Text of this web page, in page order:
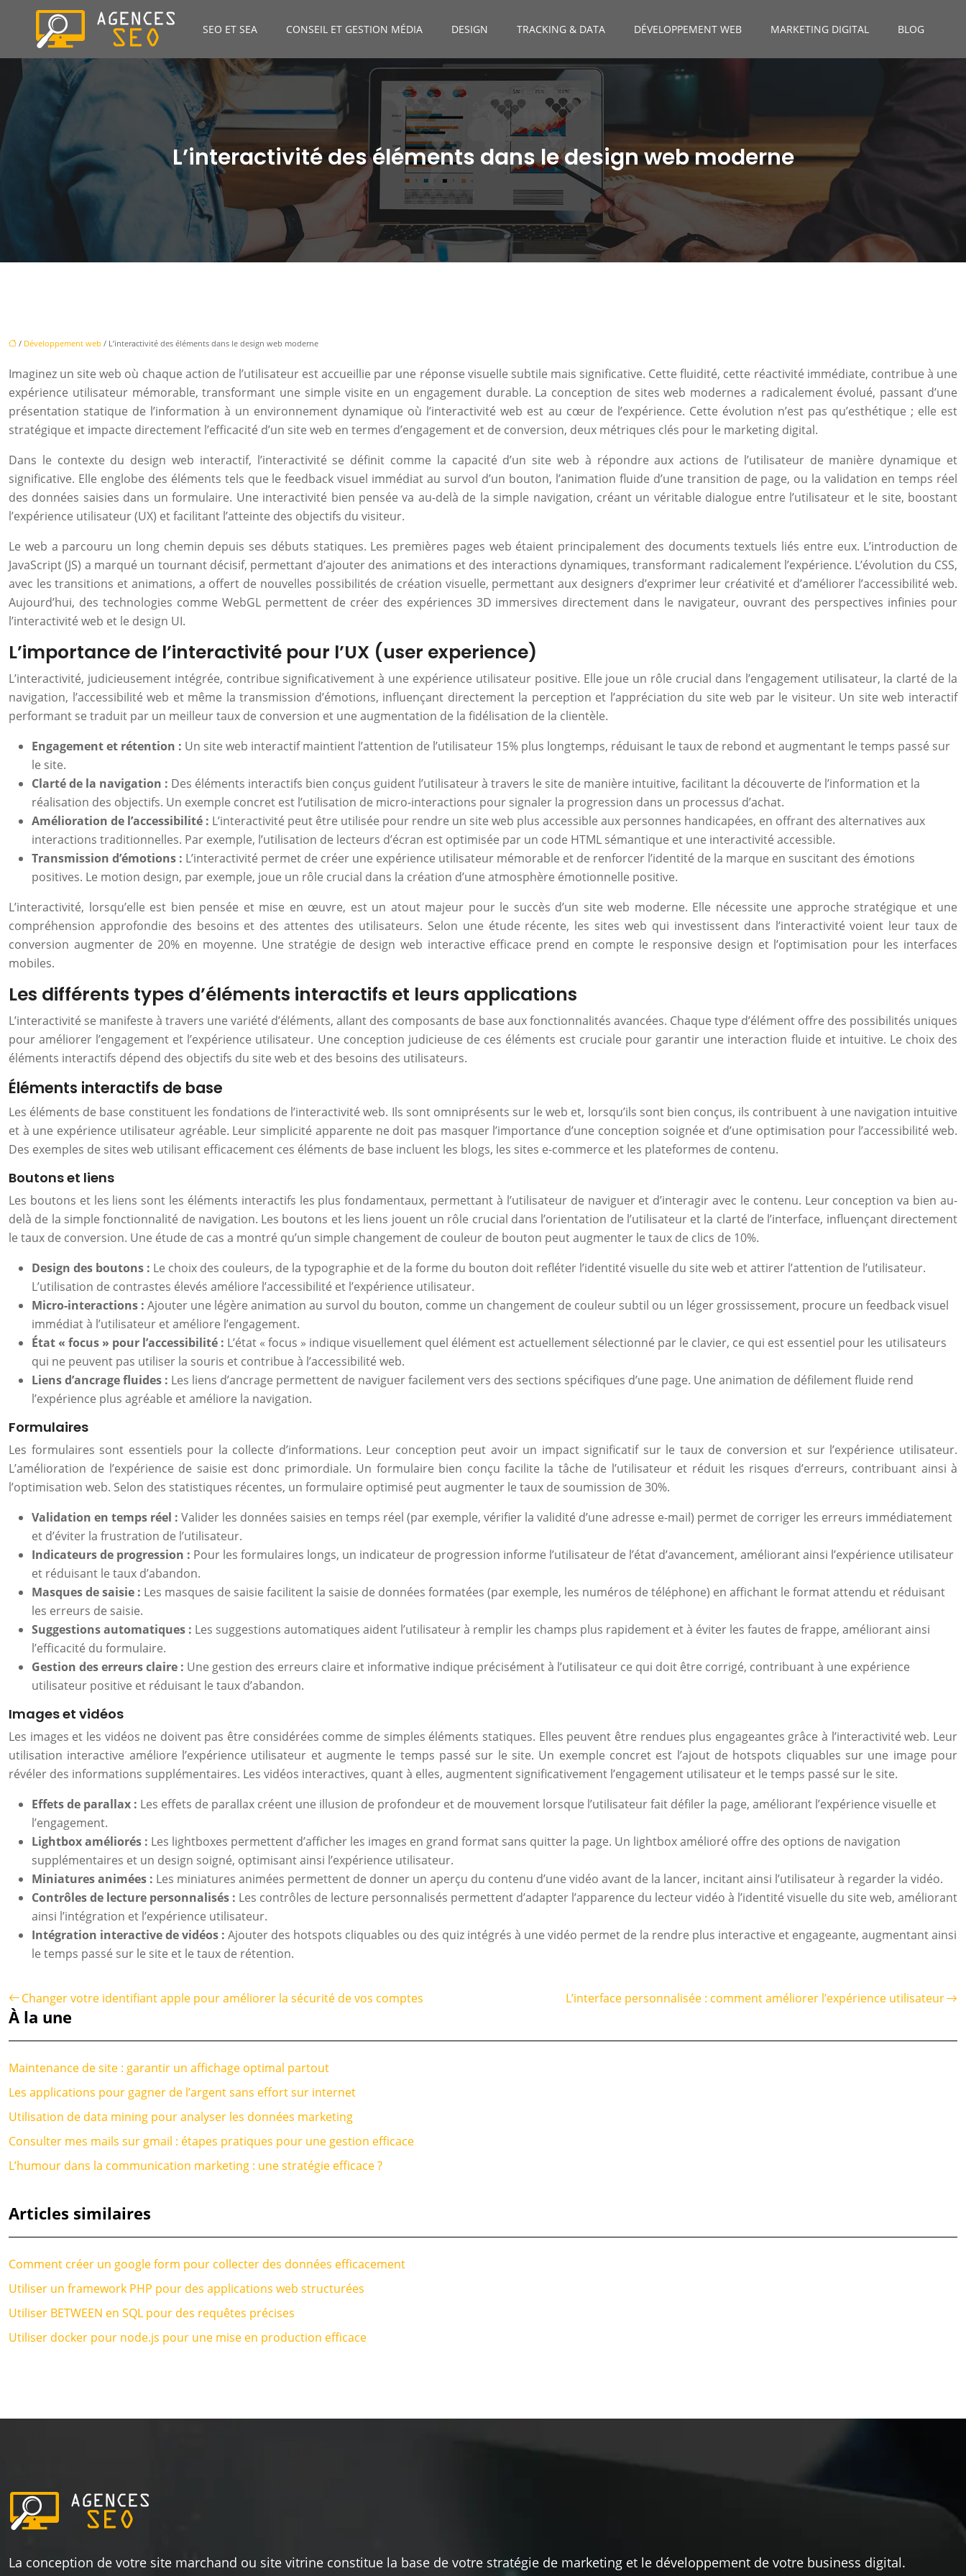
SEO ET SEA CONSEIL ET GESTION MÉDIA DESIGN TRACKING & DATA DÉVELOPPEMENT WEB MARKETING DIGITAL BLOG
L’interactivité des éléments dans le design web moderne
/ Développement web / L’interactivité des éléments dans le design web moderne
Imaginez un site web où chaque action de l’utilisateur est accueillie par une réponse visuelle subtile mais significative. Cette fluidité, cette réactivité immédiate, contribue à une
expérience utilisateur mémorable, transformant une simple visite en un engagement durable. La conception de sites web modernes a radicalement évolué, passant d’une
présentation statique de l’information à un environnement dynamique où l’interactivité web est au cœur de l’expérience. Cette évolution n’est pas qu’esthétique ; elle est
stratégique et impacte directement l’efficacité d’un site web en termes d’engagement et de conversion, deux métriques clés pour le marketing digital.
Dans le contexte du design web interactif, l’interactivité se définit comme la capacité d’un site web à répondre aux actions de l’utilisateur de manière dynamique et
significative. Elle englobe des éléments tels que le feedback visuel immédiat au survol d’un bouton, l’animation fluide d’une transition de page, ou la validation en temps réel
des données saisies dans un formulaire. Une interactivité bien pensée va au-delà de la simple navigation, créant un véritable dialogue entre l’utilisateur et le site, boostant
l’expérience utilisateur (UX) et facilitant l’atteinte des objectifs du visiteur.
Le web a parcouru un long chemin depuis ses débuts statiques. Les premières pages web étaient principalement des documents textuels liés entre eux. L’introduction de
JavaScript (JS) a marqué un tournant décisif, permettant d’ajouter des animations et des interactions dynamiques, transformant radicalement l’expérience. L’évolution du CSS,
avec les transitions et animations, a offert de nouvelles possibilités de création visuelle, permettant aux designers d’exprimer leur créativité et d’améliorer l’accessibilité web.
Aujourd’hui, des technologies comme WebGL permettent de créer des expériences 3D immersives directement dans le navigateur, ouvrant des perspectives infinies pour
l’interactivité web et le design UI.
L’importance de l’interactivité pour l’UX (user experience)
L’interactivité, judicieusement intégrée, contribue significativement à une expérience utilisateur positive. Elle joue un rôle crucial dans l’engagement utilisateur, la clarté de la
navigation, l’accessibilité web et même la transmission d’émotions, influençant directement la perception et l’appréciation du site web par le visiteur. Un site web interactif
performant se traduit par un meilleur taux de conversion et une augmentation de la fidélisation de la clientèle.
Engagement et rétention : Un site web interactif maintient l’attention de l’utilisateur 15% plus longtemps, réduisant le taux de rebond et augmentant le temps passé sur
le site.
Clarté de la navigation : Des éléments interactifs bien conçus guident l’utilisateur à travers le site de manière intuitive, facilitant la découverte de l’information et la
réalisation des objectifs. Un exemple concret est l’utilisation de micro-interactions pour signaler la progression dans un processus d’achat.
Amélioration de l’accessibilité : L’interactivité peut être utilisée pour rendre un site web plus accessible aux personnes handicapées, en offrant des alternatives aux
interactions traditionnelles. Par exemple, l’utilisation de lecteurs d’écran est optimisée par un code HTML sémantique et une interactivité accessible.
Transmission d’émotions : L’interactivité permet de créer une expérience utilisateur mémorable et de renforcer l’identité de la marque en suscitant des émotions
positives. Le motion design, par exemple, joue un rôle crucial dans la création d’une atmosphère émotionnelle positive.
L’interactivité, lorsqu’elle est bien pensée et mise en œuvre, est un atout majeur pour le succès d’un site web moderne. Elle nécessite une approche stratégique et une
compréhension approfondie des besoins et des attentes des utilisateurs. Selon une étude récente, les sites web qui investissent dans l’interactivité voient leur taux de
conversion augmenter de 20% en moyenne. Une stratégie de design web interactive efficace prend en compte le responsive design et l’optimisation pour les interfaces
mobiles.
Les différents types d’éléments interactifs et leurs applications
L’interactivité se manifeste à travers une variété d’éléments, allant des composants de base aux fonctionnalités avancées. Chaque type d’élément offre des possibilités uniques
pour améliorer l’engagement et l’expérience utilisateur. Une conception judicieuse de ces éléments est cruciale pour garantir une interaction fluide et intuitive. Le choix des
éléments interactifs dépend des objectifs du site web et des besoins des utilisateurs.
Éléments interactifs de base
Les éléments de base constituent les fondations de l’interactivité web. Ils sont omniprésents sur le web et, lorsqu’ils sont bien conçus, ils contribuent à une navigation intuitive
et à une expérience utilisateur agréable. Leur simplicité apparente ne doit pas masquer l’importance d’une conception soignée et d’une optimisation pour l’accessibilité web.
Des exemples de sites web utilisant efficacement ces éléments de base incluent les blogs, les sites e-commerce et les plateformes de contenu.
Boutons et liens
Les boutons et les liens sont les éléments interactifs les plus fondamentaux, permettant à l’utilisateur de naviguer et d’interagir avec le contenu. Leur conception va bien au-
delà de la simple fonctionnalité de navigation. Les boutons et les liens jouent un rôle crucial dans l’orientation de l’utilisateur et la clarté de l’interface, influençant directement
le taux de conversion. Une étude de cas a montré qu’un simple changement de couleur de bouton peut augmenter le taux de clics de 10%.
Design des boutons : Le choix des couleurs, de la typographie et de la forme du bouton doit refléter l’identité visuelle du site web et attirer l’attention de l’utilisateur.
L’utilisation de contrastes élevés améliore l’accessibilité et l’expérience utilisateur.
Micro-interactions : Ajouter une légère animation au survol du bouton, comme un changement de couleur subtil ou un léger grossissement, procure un feedback visuel
immédiat à l’utilisateur et améliore l’engagement.
État « focus » pour l’accessibilité : L’état « focus » indique visuellement quel élément est actuellement sélectionné par le clavier, ce qui est essentiel pour les utilisateurs
qui ne peuvent pas utiliser la souris et contribue à l’accessibilité web.
Liens d’ancrage fluides : Les liens d’ancrage permettent de naviguer facilement vers des sections spécifiques d’une page. Une animation de défilement fluide rend
l’expérience plus agréable et améliore la navigation.
Formulaires
Les formulaires sont essentiels pour la collecte d’informations. Leur conception peut avoir un impact significatif sur le taux de conversion et sur l’expérience utilisateur.
L’amélioration de l’expérience de saisie est donc primordiale. Un formulaire bien conçu facilite la tâche de l’utilisateur et réduit les risques d’erreurs, contribuant ainsi à
l’optimisation web. Selon des statistiques récentes, un formulaire optimisé peut augmenter le taux de soumission de 30%.
Validation en temps réel : Valider les données saisies en temps réel (par exemple, vérifier la validité d’une adresse e-mail) permet de corriger les erreurs immédiatement
et d’éviter la frustration de l’utilisateur.
Indicateurs de progression : Pour les formulaires longs, un indicateur de progression informe l’utilisateur de l’état d’avancement, améliorant ainsi l’expérience utilisateur
et réduisant le taux d’abandon.
Masques de saisie : Les masques de saisie facilitent la saisie de données formatées (par exemple, les numéros de téléphone) en affichant le format attendu et réduisant
les erreurs de saisie.
Suggestions automatiques : Les suggestions automatiques aident l’utilisateur à remplir les champs plus rapidement et à éviter les fautes de frappe, améliorant ainsi
l’efficacité du formulaire.
Gestion des erreurs claire : Une gestion des erreurs claire et informative indique précisément à l’utilisateur ce qui doit être corrigé, contribuant à une expérience
utilisateur positive et réduisant le taux d’abandon.
Images et vidéos
Les images et les vidéos ne doivent pas être considérées comme de simples éléments statiques. Elles peuvent être rendues plus engageantes grâce à l’interactivité web. Leur
utilisation interactive améliore l’expérience utilisateur et augmente le temps passé sur le site. Un exemple concret est l’ajout de hotspots cliquables sur une image pour
révéler des informations supplémentaires. Les vidéos interactives, quant à elles, augmentent significativement l’engagement utilisateur et le temps passé sur le site.
Effets de parallax : Les effets de parallax créent une illusion de profondeur et de mouvement lorsque l’utilisateur fait défiler la page, améliorant l’expérience visuelle et
l’engagement.
Lightbox améliorés : Les lightboxes permettent d’afficher les images en grand format sans quitter la page. Un lightbox amélioré offre des options de navigation
supplémentaires et un design soigné, optimisant ainsi l’expérience utilisateur.
Miniatures animées : Les miniatures animées permettent de donner un aperçu du contenu d’une vidéo avant de la lancer, incitant ainsi l’utilisateur à regarder la vidéo.
Contrôles de lecture personnalisés : Les contrôles de lecture personnalisés permettent d’adapter l’apparence du lecteur vidéo à l’identité visuelle du site web, améliorant
ainsi l’intégration et l’expérience utilisateur.
Intégration interactive de vidéos : Ajouter des hotspots cliquables ou des quiz intégrés à une vidéo permet de la rendre plus interactive et engageante, augmentant ainsi
le temps passé sur le site et le taux de rétention.
Changer votre identifiant apple pour améliorer la sécurité de vos comptes L’interface personnalisée : comment améliorer l’expérience utilisateur
À la une
Maintenance de site : garantir un affichage optimal partout
Les applications pour gagner de l’argent sans effort sur internet
Utilisation de data mining pour analyser les données marketing
Consulter mes mails sur gmail : étapes pratiques pour une gestion efficace
L’humour dans la communication marketing : une stratégie efficace ?
Articles similaires
Comment créer un google form pour collecter des données efficacement
Utiliser un framework PHP pour des applications web structurées
Utiliser BETWEEN en SQL pour des requêtes précises
Utiliser docker pour node.js pour une mise en production efficace
La conception de votre site marchand ou site vitrine constitue la base de votre stratégie de marketing et le développement de votre business digital.